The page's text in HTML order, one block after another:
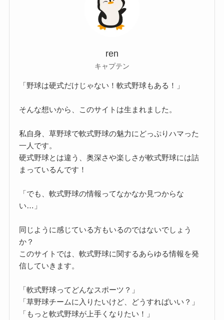
ren
キャプテン
「野球は硬式だけじゃない！軟式野球もある！」
そんな想いから、このサイトは生まれました。
私自身、草野球で軟式野球の魅力にどっぷりハマった
一人です。
硬式野球とは違う、奥深さや楽しさが軟式野球には詰
まっているんです！
「でも、軟式野球の情報ってなかなか見つからな
い…」
同じように感じている方もいるのではないでしょう
か？
このサイトでは、軟式野球に関するあらゆる情報を発
信していきます。
「軟式野球ってどんなスポーツ？」
「草野球チームに入りたいけど、どうすればいい？」
「もっと軟式野球が上手くなりたい！」